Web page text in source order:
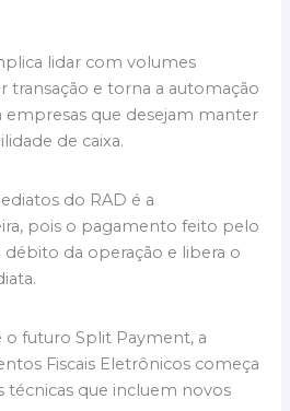
lidar com volumes
transação e torna a automação
empresas que desejam manter
de caixa.
do RAD é a
pois o pagamento feito pelo
da operação e libera o
o futuro Split Payment, a
Fiscais Eletrônicos começa
técnicas que incluem novos